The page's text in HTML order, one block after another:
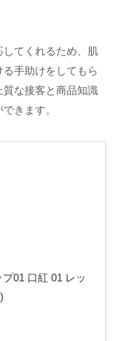
てくれるため、肌
手助けをしてもら
な接客と商品知識
きます。
01 口紅 01 レッ